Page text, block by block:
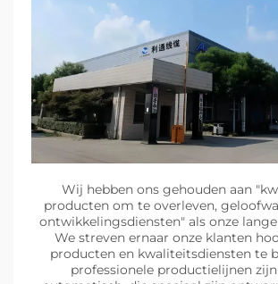
Wij hebben ons gehouden aan
producten om te overleven,
ontwikkelingsdiensten" als onze
We streven ernaar onze klanten
producten en kwaliteitsdiensten te
professionele productielijnen